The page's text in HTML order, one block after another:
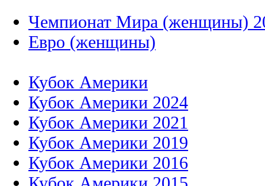
Чемпионат Мира (женщины)
Евро (женщины)
Кубок Америки
Кубок Америки 2024
Кубок Америки 2021
Кубок Америки 2019
Кубок Америки 2016